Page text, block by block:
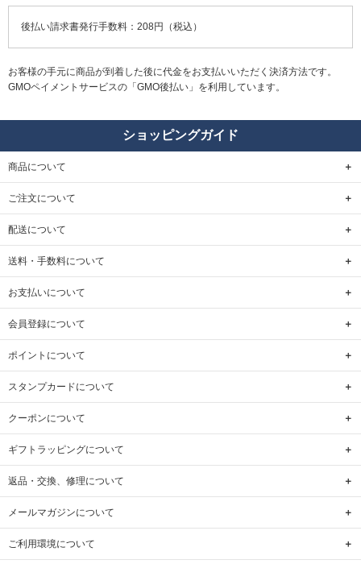
後払い請求書発行手数料：208円（税込）
お客様の手元に商品が到着した後に代金をお支払いいただく決済方法です。
GMOペイメントサービスの「GMO後払い」を利用しています。
ショッピングガイド
商品について
ご注文について
配送について
送料・手数料について
お支払いについて
会員登録について
ポイントについて
スタンプカードについて
クーポンについて
ギフトラッピングについて
返品・交換、修理について
メールマガジンについて
ご利用環境について